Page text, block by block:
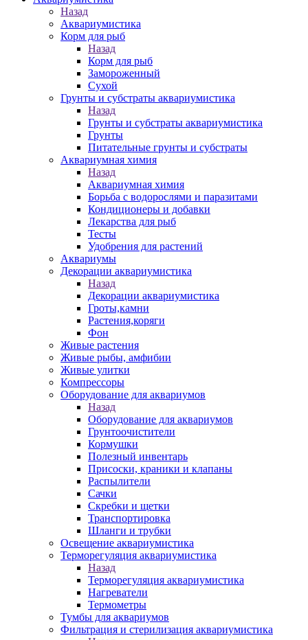
Назад
Аквариумистика
Корм для рыб
Назад
Корм для рыб
Замороженный
Сухой
Грунты и субстраты аквариумистика
Назад
Грунты и субстраты аквариумистика
Грунты
Питательные грунты и субстраты
Аквариумная химия
Назад
Аквариумная химия
Борьба с водорослями и паразитами
Кондиционеры и добавки
Лекарства для рыб
Тесты
Удобрения для растений
Аквариумы
Декорации аквариумистика
Назад
Декорации аквариумистика
Гроты,камни
Растения,коряги
Фон
Живые растения
Живые рыбы, амфибии
Живые улитки
Компрессоры
Оборудование для аквариумов
Назад
Оборудование для аквариумов
Грунтоочистители
Кормушки
Полезный инвентарь
Присоски, краники и клапаны
Распылители
Сачки
Скребки и щетки
Транспортировка
Шланги и трубки
Освещение аквариумистика
Терморегуляция аквариумистика
Назад
Терморегуляция аквариумистика
Нагреватели
Термометры
Тумбы для аквариумов
Фильтрация и стерилизация аквариумистика